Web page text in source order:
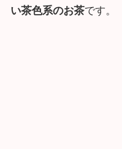
い茶色系のお茶です。